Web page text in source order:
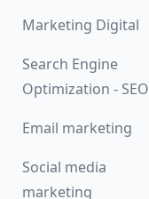
Marketing Digital
Search Engine
Optimization - SEO
Email marketing
Social media
marketing